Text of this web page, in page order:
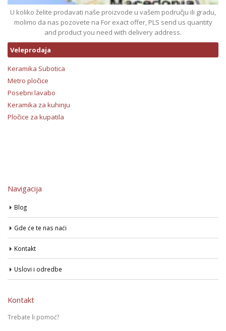
U koliko želite prodavati naše proizvode u vašem području ili gradu,
molimo da nas pozovete na For exact offer, PLS send us quantity
and product you need with delivery address.
Veleprodaja
Keramika Subotica
Metro pločice
Posebni lavabo
Keramika za kuhinju
Pločice za kupatila
Navigacija
Blog
Gde će te nas naći
Kontakt
Uslovi i odredbe
Kontakt
Trebate li pomoć?